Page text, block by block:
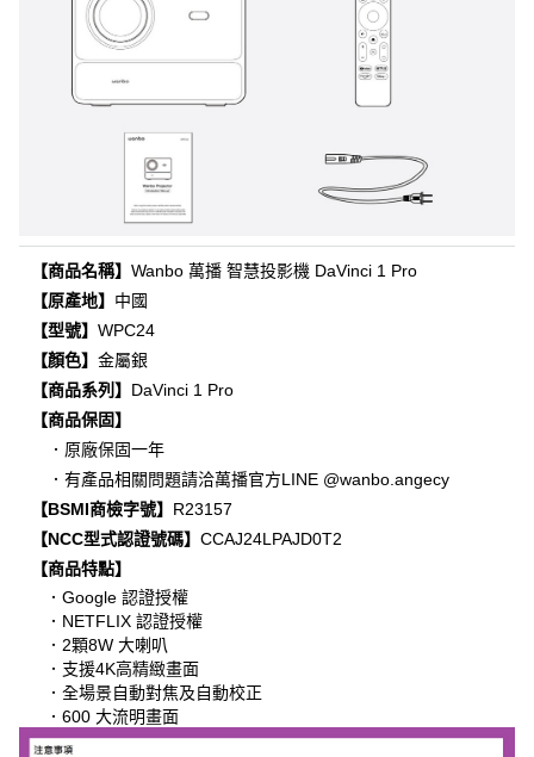
【商品名稱】 Wanbo 萬播 智慧投影機 DaVinci 1 Pro
【原產地】 中國
【型號】 WPC24
【顏色】 金屬銀
【商品系列】 DaVinci 1 Pro
【商品保固】
．原廠保固一年
．有產品相關問題請洽萬播官方LINE @wanbo.angecy
【BSMI商檢字號】 R23157
【NCC型式認證號碼】 CCAJ24LPAJD0T2
【商品特點】
．Google 認證授權
．NETFLIX 認證授權
．2顆8W 大喇叭
．支援4K高精緻畫面
．全場景自動對焦及自動校正
．600 大流明畫面